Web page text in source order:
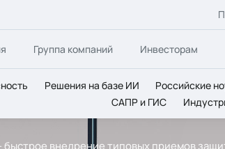
Группа компаний Инвесторам
Решения на базе ИИ Российские
САПР и ГИС
быстрое внедрение типовых приемов